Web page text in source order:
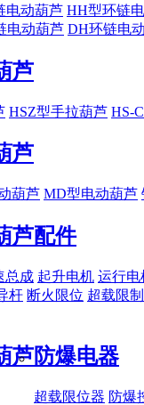
电动葫芦 HH型环链
电动葫芦 DH环链电
芦
HSZ型手拉葫芦 HS-
芦
葫芦 MD型电动葫芦
芦配件
总成 起升电机 运行电
杆 断火限位 超载限
芦防爆电器
超载限位器 防爆